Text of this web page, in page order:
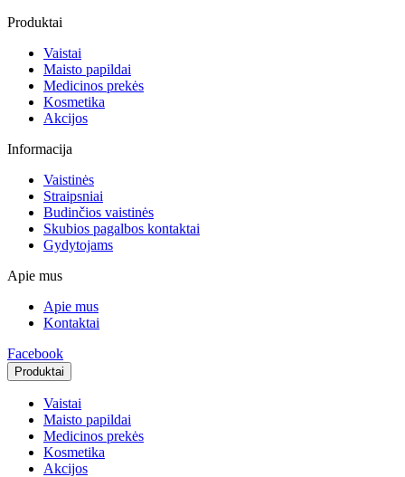
Produktai
Vaistai
Maisto papildai
Medicinos prekės
Kosmetika
Akcijos
Informacija
Vaistinės
Straipsniai
Budinčios vaistinės
Skubios pagalbos kontaktai
Gydytojams
Apie mus
Apie mus
Kontaktai
Facebook
Produktai
Vaistai
Maisto papildai
Medicinos prekės
Kosmetika
Akcijos